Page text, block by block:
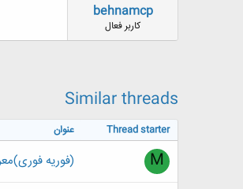
و
behnamcp
کاربر فعال
Similar threads
Thread starter عنوان
M (فوریه